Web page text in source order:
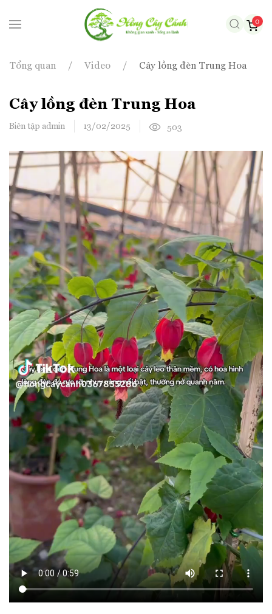
Skip to main content
0
Tổng quan Video Cây lồng đèn Trung Hoa
Cây lồng đèn Trung Hoa
Biên tập admin 13/02/2025 503